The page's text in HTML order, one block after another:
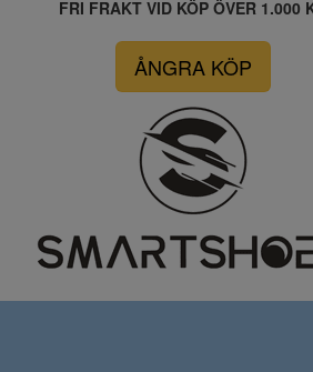
FRI FRAKT VID KÖP ÖVER 1.000
ÅNGRA KÖP